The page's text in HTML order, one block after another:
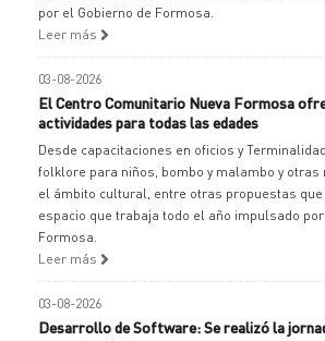
por el Gobierno de Formosa.
Leer más
03-08-2026
El Centro Comunitario Nueva Formosa
actividades para todas las edades
Desde capacitaciones en oficios y
folklore para niños, bombo y malambo y otras
el ámbito cultural, entre otras propuestas
espacio que trabaja todo el año impulsado
Formosa.
Leer más
03-08-2026
Desarrollo de Software: Se realizó la